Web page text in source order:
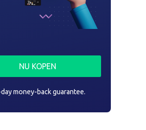
NU KOPEN
money-back guarantee.